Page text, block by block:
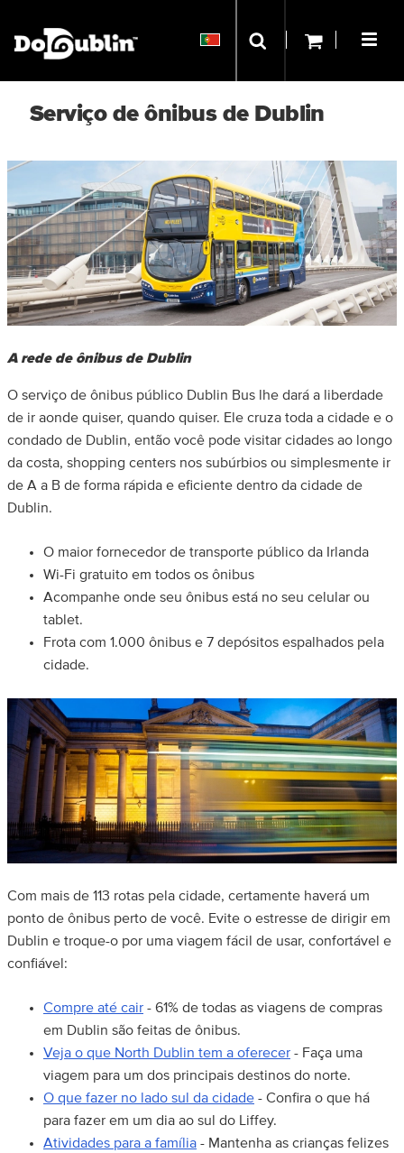
Serviço de ônibus de Dublin
A rede de ônibus de Dublin
O serviço de ônibus público Dublin Bus lhe dará a liberdade
de ir aonde quiser, quando quiser. Ele cruza toda a cidade e o
condado de Dublin, então você pode visitar cidades ao longo
da costa, shopping centers nos subúrbios ou simplesmente ir
de A a B de forma rápida e eficiente dentro da cidade de
Dublin.
O maior fornecedor de transporte público da Irlanda
Wi-Fi gratuito em todos os ônibus
Acompanhe onde seu ônibus está no seu celular ou
tablet.
Frota com 1.000 ônibus e 7 depósitos espalhados pela
cidade.
Com mais de 113 rotas pela cidade, certamente haverá um
ponto de ônibus perto de você. Evite o estresse de dirigir em
Dublin e troque-o por uma viagem fácil de usar, confortável e
confiável:
Compre até cair - 61% de todas as viagens de compras
em Dublin são feitas de ônibus.
Veja o que North Dublin tem a oferecer - Faça uma
viagem para um dos principais destinos do norte.
O que fazer no lado sul da cidade - Confira o que há
para fazer em um dia ao sul do Liffey.
Atividades para a família - Mantenha as crianças felizes